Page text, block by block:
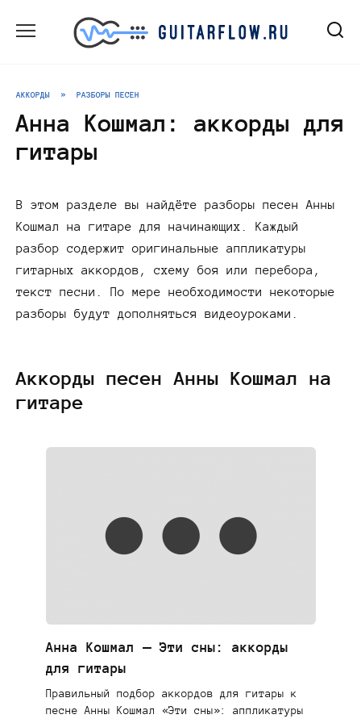
АККОРДЫ » РАЗБОРЫ ПЕСЕН
Анна Кошмал: аккорды для
гитары
В этом разделе вы найдёте разборы песен Анны
Кошмал на гитаре для начинающих. Каждый
разбор содержит оригинальные аппликатуры
гитарных аккордов, схему боя или перебора,
текст песни. По мере необходимости некоторые
разборы будут дополняться видеоуроками.
Аккорды песен Анны Кошмал на
гитаре
Анна Кошмал — Эти сны: аккорды
для гитары
Правильный подбор аккордов для гитары к
песне Анны Кошмал «Эти сны»: аппликатуры